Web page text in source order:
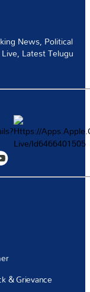
News, Political
Latest Telugu
& Grievance